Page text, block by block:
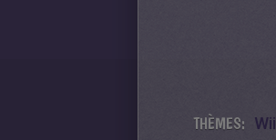
THÈMES: Wii